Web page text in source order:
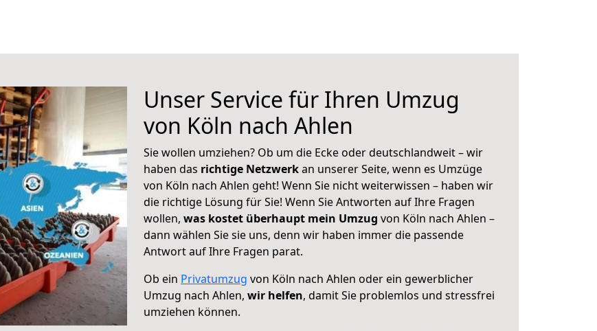
Unser Service für Ihren Umzug
von Köln nach Ahlen
Sie wollen umziehen? Ob um die Ecke oder deutschlandweit – wir
haben das richtige Netzwerkan unserer Seite, wenn es Umzüge
von Köln nach Ahlen geht! Wenn Sie nicht weiterwissen – haben wir
die richtige Lösung für Sie! Wenn Sie Antworten auf Ihre Fragen
wollen, was kostet überhaupt mein Umzug von Köln nach Ahlen –
dann wählen Sie sie uns, denn wir haben immer die passende
Antwort auf Ihre Fragen parat.
Ob ein Privatumzug von Köln nach Ahlen oder ein gewerblicher
Umzug nach Ahlen, wir helfen, damit Sie problemlos und stressfrei
umziehen können.